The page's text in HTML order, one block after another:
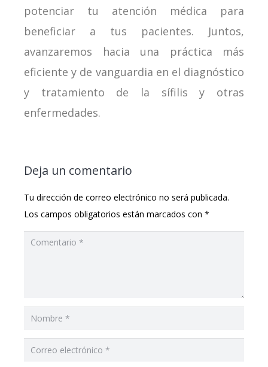
potenciar tu atención médica para
beneficiar a tus pacientes. Juntos,
avanzaremos hacia una práctica más
eficiente y de vanguardia en el diagnóstico
y tratamiento de la sífilis y otras
enfermedades.
Deja un comentario
Tu dirección de correo electrónico no será publicada.
Los campos obligatorios están marcados con *